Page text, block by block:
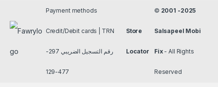
Payment methods
Credit/Debit cards | TRN
رقم التسجيل الضريبي 297-
477-129
Store
Locator
© 2001 -2025
Salsapeel Mobi
Fix- All Rights
Reserved